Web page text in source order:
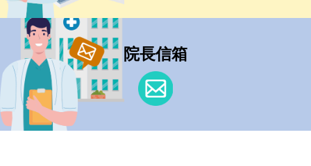
院長信箱